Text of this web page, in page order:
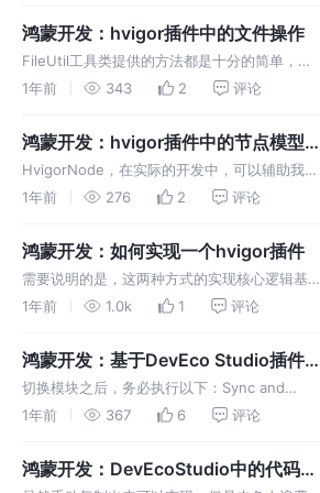
脑，一个是真机设备，都需要在同一网络下，才
能运行起来应用。
鸿蒙开发：hvigor插件中的文件操作
FileUtil工具类提供的方法都是十分的简单，在
typescript项目开发的时候，可能会有报错，不
常执行的，不过在写的时候，大家可以在DevE
1年前 343 2 评论
鸿蒙开发：hvigor插件中的节点模型
HvigorNode
HvigorNode，在实际的开发中，可以辅助我们
获取项目及子模块的信息，便于我们对文件的操
方式，极大的提高了我们编写插件的效率。
1年前 276 2 评论
鸿蒙开发：如何实现一个hvigor插件
需要说明的是，这两种方式的实现核心逻辑基本
上是一致的，都是以ts文件编写Task任务方法，
目，推荐基于hvigorfile脚本开发方式，如果是
共享给他人使用，推
1年前 1.0k 1 评论
鸿蒙开发：基于DevEco Studio插件实
现组件化运行
切换模块之后，务必执行以下：Sync and
Refresh Project，仅仅切换后执行一次即可，
第一次切换时设置一次即可，通常第一次配置之
后
1年前 367 6 评论
鸿蒙开发：DevEcoStudio中的代码提